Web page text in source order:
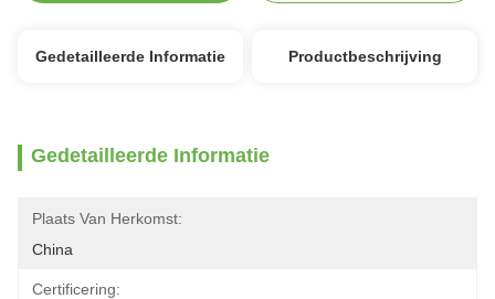
Gedetailleerde Informatie Productbeschrijving
Gedetailleerde Informatie
Plaats Van Herkomst:
China
Certificering: